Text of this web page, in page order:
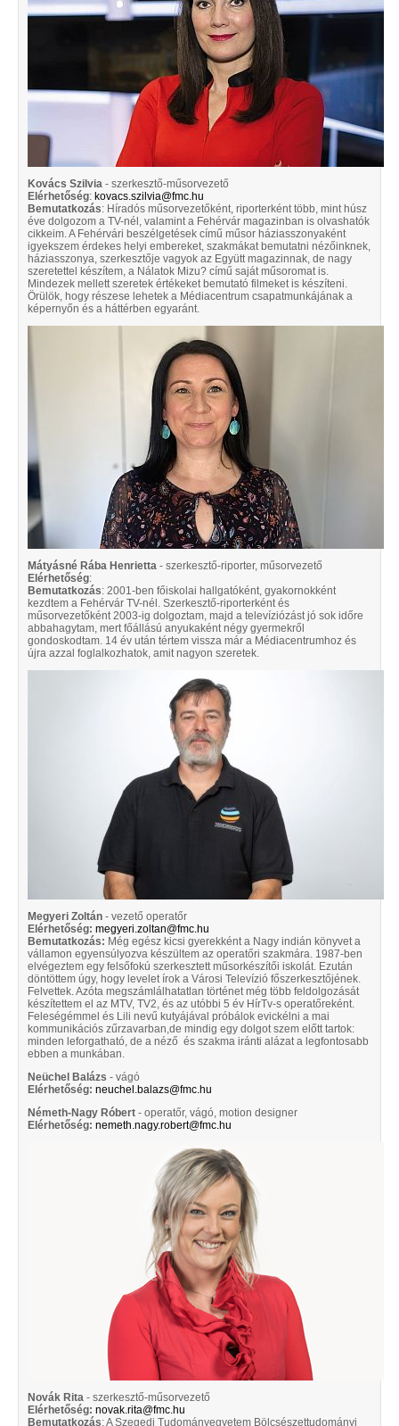
Kovács Szilvia - szerkesztő-műsorvezető
Elérhetőség: kovacs.szilvia@fmc.hu
Bemutatkozás: Híradós műsorvezetőként, riporterként több, mint húsz
éve dolgozom a TV-nél, valamint a Fehérvár magazinban is olvashatók
cikkeim. A Fehérvári beszélgetések című műsor háziasszonyaként
igyekszem érdekes helyi embereket, szakmákat bemutatni nézőinknek,
háziasszonya, szerkesztője vagyok az Együtt magazinnak, de nagy
szeretettel készítem, a Nálatok Mizu? című saját műsoromat is.
Mindezek mellett szeretek értékeket bemutató filmeket is készíteni.
Örülök, hogy részese lehetek a Médiacentrum csapatmunkájának a
képernyőn és a háttérben egyaránt.
Mátyásné Rába Henrietta - szerkesztő-riporter, műsorvezető
Elérhetőség:
Bemutatkozás: 2001-ben főiskolai hallgatóként, gyakornokként
kezdtem a Fehérvár TV-nél. Szerkesztő-riporterként és
műsorvezetőként 2003-ig dolgoztam, majd a televíziózást jó sok időre
abbahagytam, mert főállású anyukaként négy gyermekről
gondoskodtam. 14 év után tértem vissza már a Médiacentrumhoz és
újra azzal foglalkozhatok, amit nagyon szeretek.
Megyeri Zoltán - vezető operatőr
Elérhetőség: megyeri.zoltan@fmc.hu
Bemutatkozás: Még egész kicsi gyerekként a Nagy indián könyvet a
vállamon egyensúlyozva készültem az operatőri szakmára. 1987-ben
elvégeztem egy felsőfokú szerkesztett műsorkészítői iskolát. Ezután
döntöttem úgy, hogy levelet írok a Városi Televízió főszerkesztőjének.
Felvettek. Azóta megszámlálhatatlan történet még több feldolgozását
készítettem el az MTV, TV2, és az utóbbi 5 év HírTv-s operatőreként.
Feleségémmel és Lili nevű kutyájával próbálok evickélni a mai
kommunikációs zűrzavarban,de mindig egy dolgot szem előtt tartok:
minden leforgatható, de a néző és szakma iránti alázat a legfontosabb
ebben a munkában.
Neüchel Balázs - vágó
Elérhetőség: neuchel.balazs@fmc.hu
Németh-Nagy Róbert - operatőr, vágó, motion designer
Elérhetőség: nemeth.nagy.robert@fmc.hu
Novák Rita - szerkesztő-műsorvezető
Elérhetőség: novak.rita@fmc.hu
Bemutatkozás: A Szegedi Tudományegyetem Bölcsészettudományi